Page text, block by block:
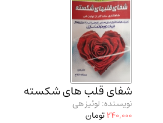
کتاب‌های..(2)
شفای قلب های شکسته
نویسنده: لوئیز هی
240,000تومان